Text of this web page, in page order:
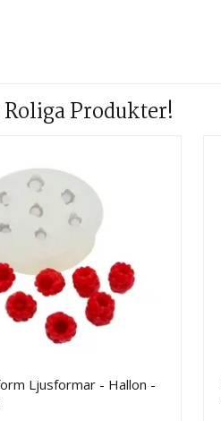
Produkter!
Ljusformar - Hallon -